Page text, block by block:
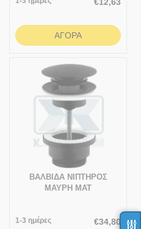
ΑΓΟΡΆ
ΒΑΛΒΙΔΑ ΝΙΠΤΗΡΟΣ
ΜΑΥΡΗ ΜΑΤ
1-3 ημέρες €34,80